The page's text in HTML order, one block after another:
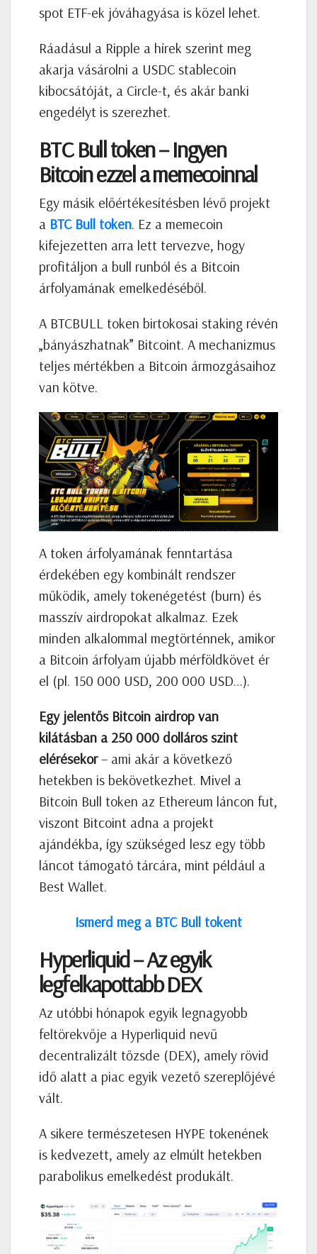
spot ETF-ek jóváhagyása is közel lehet.
Ráadásul a Ripple a hírek szerint meg
akarja vásárolni a USDC stablecoin
kibocsátóját, a Circle-t, és akár banki
engedélyt is szerezhet.
BTC Bull token – Ingyen
Bitcoin ezzel a memecoinnal
Egy másik előértékesítésben lévő projekt
a BTC Bull token. Ez a memecoin
kifejezetten arra lett tervezve, hogy
profitáljon a bull runból és a Bitcoin
árfolyamának emelkedéséből.
A BTCBULL token birtokosai staking révén
„bányászhatnak” Bitcoint. A mechanizmus
teljes mértékben a Bitcoin ármozgásaihoz
van kötve.
A token árfolyamának fenntartása
érdekében egy kombinált rendszer
működik, amely tokenégetést (burn) és
masszív airdropokat alkalmaz. Ezek
minden alkalommal megtörténnek, amikor
a Bitcoin árfolyam újabb mérföldkövet ér
el (pl. 150 000 USD, 200 000 USD…).
Egy jelentős Bitcoin airdrop van
kilátásban a 250 000 dolláros szint
elérésekor– ami akár a következő
hetekben is bekövetkezhet. Mivel a
Bitcoin Bull token az Ethereum láncon fut,
viszont Bitcoint adna a projekt
ajándékba, így szükséged lesz egy több
láncot támogató tárcára, mint például a
Best Wallet.
Ismerd meg a BTC Bull tokent
Hyperliquid – Az egyik
legfelkapottabb DEX
Az utóbbi hónapok egyik legnagyobb
feltörekvője a Hyperliquid nevű
decentralizált tőzsde (DEX), amely rövid
idő alatt a piac egyik vezető szereplőjévé
vált.
A sikere természetesen HYPE tokenének
is kedvezett, amely az elmúlt hetekben
parabolikus emelkedést produkált.